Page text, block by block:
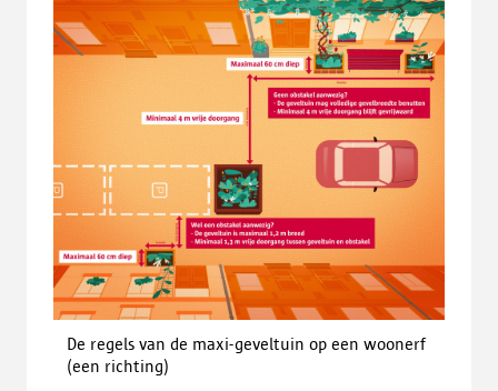
De regels van de maxi-geveltuin op een woonerf
(een richting)